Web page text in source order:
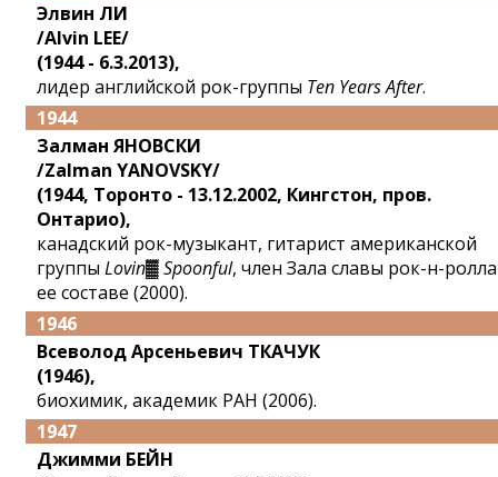
Элвин ЛИ
/Alvin LEE/
(1944 - 6.3.2013),
лидер английской рок-группы Ten Years After.
1944
Залман ЯНОВСКИ
/Zalman YANOVSKY/
(1944, Торонто - 13.12.2002, Кингстон, пров.
Онтарио),
канадский рок-музыкант, гитарист американской
группы Lovin▓ Spoonful, член Зала славы рок-н-
ее составе (2000).
1946
Всеволод Арсеньевич ТКАЧУК
(1946),
биохимик, академик РАН (2006).
1947
Джимми БЕЙН